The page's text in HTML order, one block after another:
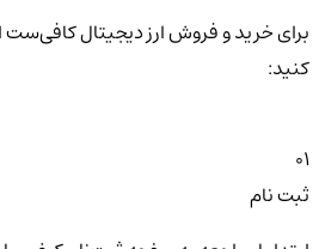
برای خرید و فروش ارز دیجیتال کافی‌ست
کنید:
01
ثبت نام